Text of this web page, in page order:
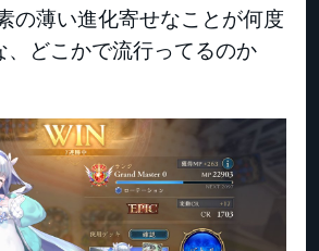
の薄い進化寄せなことが何度
、どこかで流行ってるのか